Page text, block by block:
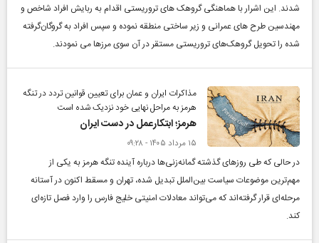
شدند. این اشرار با هماهنگی گروهک های تروریستی اقدام به ربایش افراد شاخص و
مهندسین طرح های عمرانی و زیر ساختی منطقه نموده و سپس افراد به گروگان‌گرفته
شده را تحویل گروهک‌های تروریستی مستقر در آن سوی مرزها می نمودند.
مذاکرات ایران و عمان برای تعیین قوانین تردد در تنگه
هرمز به مراحل نهایی خود نزدیک شده است
هرمز؛ ابتکارعمل در دست ایران
۱۵ مرداد ۱۴۰۵ - ۰۹:۲۸
در حالی که طی روز‌های گذشته گمانه‌زنی‌ها درباره آینده تنگه هرمز به یکی از
مهم‌ترین موضوعات سیاست بین‌الملل تبدیل شده، تهران و مسقط اکنون در آستانه
مرحله‌ای قرار گرفته‌اند که می‌تواند معادلات امنیتی خلیج فارس را وارد فصل تازه‌ای
کند.